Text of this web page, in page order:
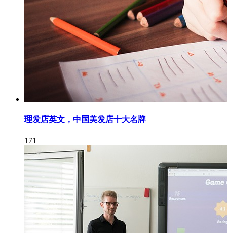
理发店英文，中国美发店十大名牌
171